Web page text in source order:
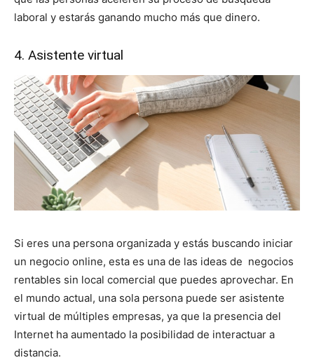
laboral y estarás ganando mucho más que dinero.
4. Asistente virtual
Si eres una persona organizada y estás buscando iniciar
un negocio online, esta es una de las ideas de negocios
rentables sin local comercial que puedes aprovechar. En
el mundo actual, una sola persona puede ser asistente
virtual de múltiples empresas, ya que la presencia del
Internet ha aumentado la posibilidad de interactuar a
distancia.